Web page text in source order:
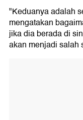
"Keduanya adalah
mengatakan
jika dia berada di
akan menjadi salah